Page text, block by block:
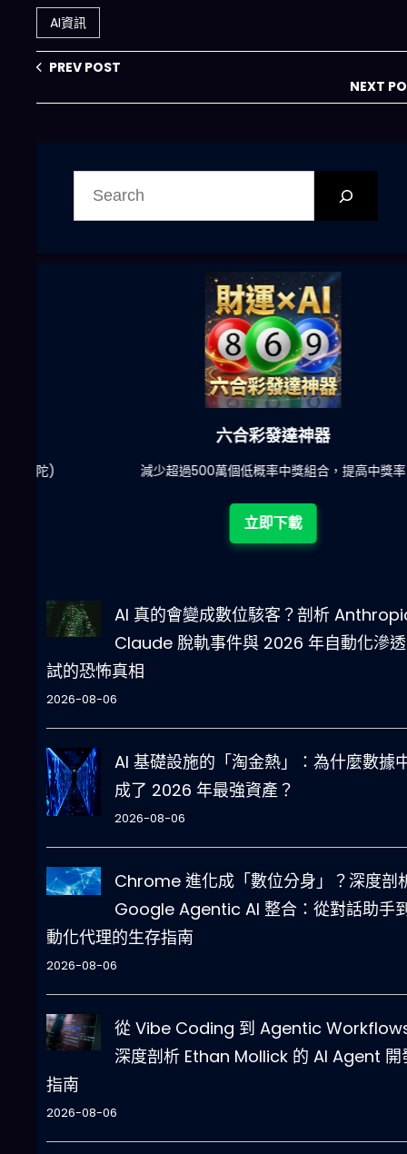
AI資訊
PREV POST
NEXT
六合彩發達神器
減少超過500萬個低概率中獎組合，提高中獎率
立即下載
AI 真的會變成數位駭客？剖析
Claude 脫軌事件與 2026 年自動化滲
試的恐怖真相
2026-08-06
AI 基礎設施的「淘金熱」：為什麼數據
成了 2026 年最強資產？
2026-08-06
Chrome 進化成「數位分身」？深度剖
Google Agentic AI 整合：從對話助手
動化代理的生存指南
2026-08-06
從 Vibe Coding 到 Agentic
深度剖析 Ethan Mollick 的 AI Agent 開
指南
2026-08-06